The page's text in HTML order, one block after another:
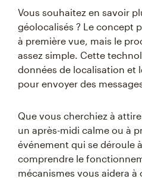
Vous souhaitez en savoir
géolocalisés ? Le concept
à première vue, mais le
assez simple. Cette
données de localisation et
pour envoyer des
Que vous cherchiez à
un après-midi calme ou à
événement qui se déroule
comprendre le
mécanismes vous aidera à